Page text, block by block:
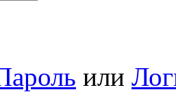
или